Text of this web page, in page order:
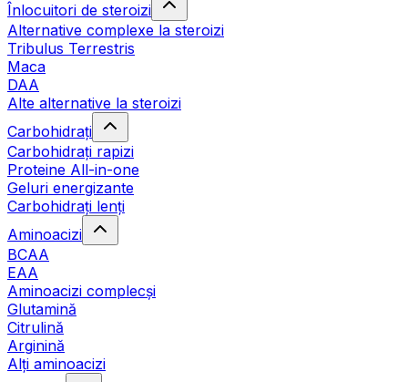
Înlocuitori de steroizi
Alternative complexe la steroizi
Tribulus Terrestris
Maca
DAA
Alte alternative la steroizi
Carbohidrați
Carbohidrați rapizi
Proteine All-in-one
Geluri energizante
Carbohidrați lenți
Aminoacizi
BCAA
EAA
Aminoacizi complecși
Glutamină
Citrulină
Arginină
Alți aminoacizi